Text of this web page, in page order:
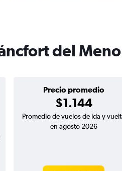
del Meno
Precio promedio
$1.144
Promedio de vuelos de ida y
en agosto 2026